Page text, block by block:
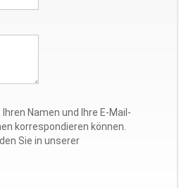
Namen und Ihre E-Mail-
korrespondieren können.
Sie in unserer